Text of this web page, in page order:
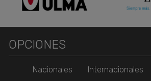
OPCIONES
Nacionales Internacionales